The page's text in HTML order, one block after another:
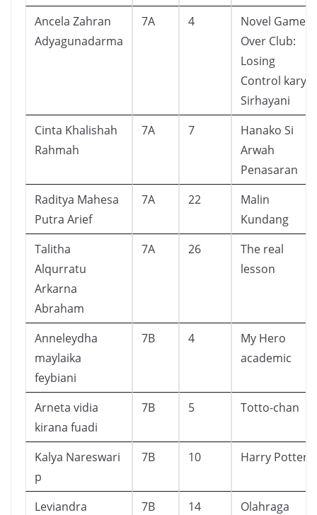
Ancela Zahran
Adyagunadarma
7A 4
Novel Game
Over Club:
Losing
Control karya
Sirhayani
Cinta Khalishah
Rahmah
7A 7
Hanako Si
Arwah
Penasaran
Raditya Mahesa
Putra Arief
7A 22
Malin
Kundang
Talitha
Alqurratu
Arkarna
Abraham
7A 26
The real
lesson
Anneleydha
maylaika
feybiani
7B 4
My Hero
academic
Arneta vidia
kirana fuadi
7B 5 Totto-chan
Kalya Nareswari
p
7B 10 Harry Potter
Leviandra
7B 14 Olahraga